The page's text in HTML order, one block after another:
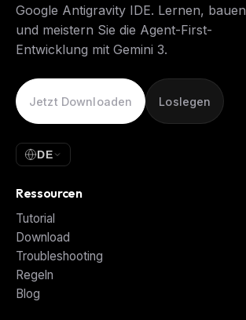
Google Antigravity IDE. Lernen, bauen
und meistern Sie die Agent-First-
Entwicklung mit Gemini 3.
Jetzt Downloaden Loslegen
DE
Ressourcen
Tutorial
Download
Troubleshooting
Regeln
Blog